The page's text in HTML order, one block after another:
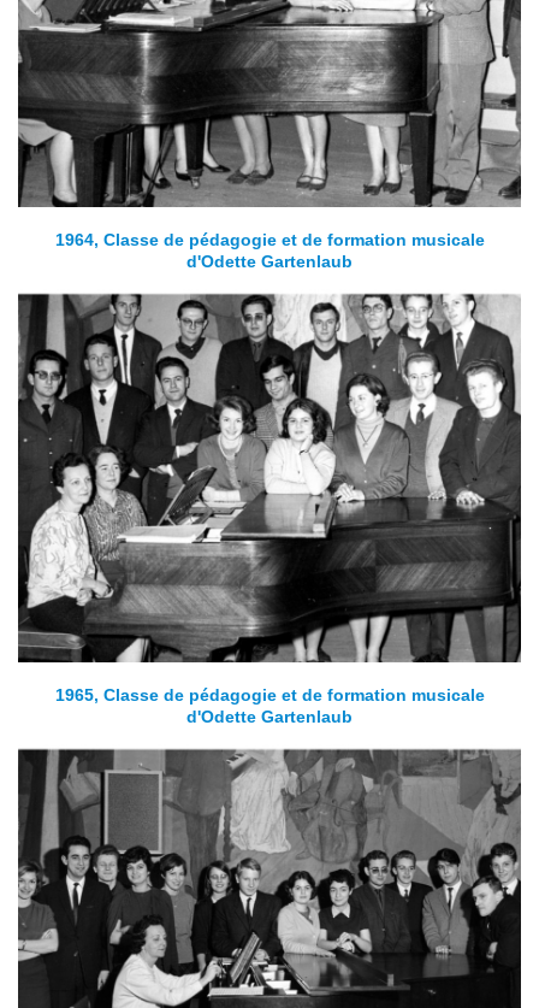
1964, Classe de pédagogie et de formation musicale
d'Odette Gartenlaub
1965, Classe de pédagogie et de formation musicale
d'Odette Gartenlaub